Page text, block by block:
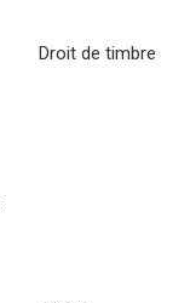
Droit de timbre